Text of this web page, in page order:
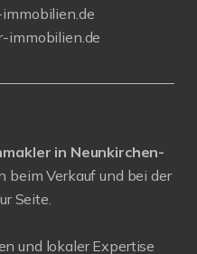
immobilien.de
in Neunkirchen-
beim Verkauf und bei der
Seite.
und lokaler Expertise